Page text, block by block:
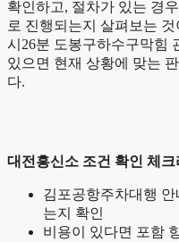
확인하고, 절차가 있는 경
로 진행되는지 살펴보는
시26분 도봉구하수구막힘
있으면 현재 상황에 맞는
다.
대전흥신소 조건 확인 체크
김포공항주차대행
는지 확인
비용이 있다면 포함